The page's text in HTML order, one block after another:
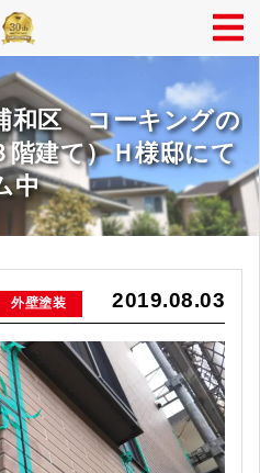
和区 コーキングの
建て）Ｈ様邸にて
中
2019.08.03
外壁塗装